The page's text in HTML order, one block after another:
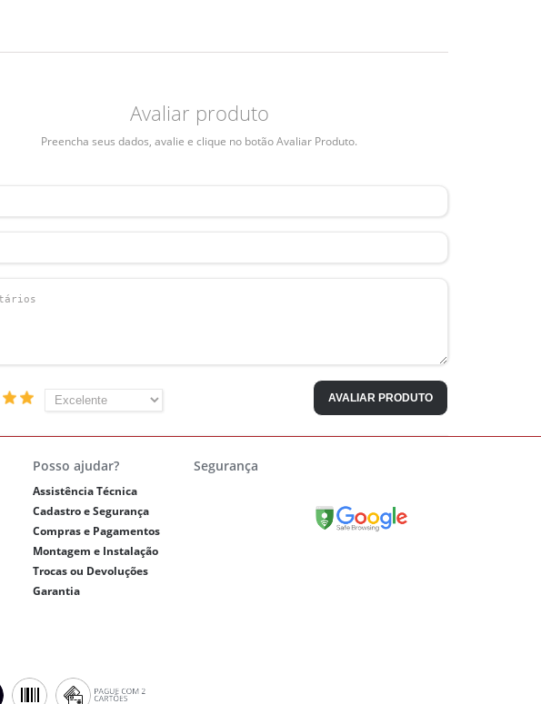
Avaliar produto
Preencha seus dados, avalie e clique no botão Avaliar Produto.
AVALIAR PRODUTO
Posso ajudar?
Assistência Técnica
Cadastro e Segurança
Compras e Pagamentos
Montagem e Instalação
Trocas ou Devoluções
Garantia
Segurança